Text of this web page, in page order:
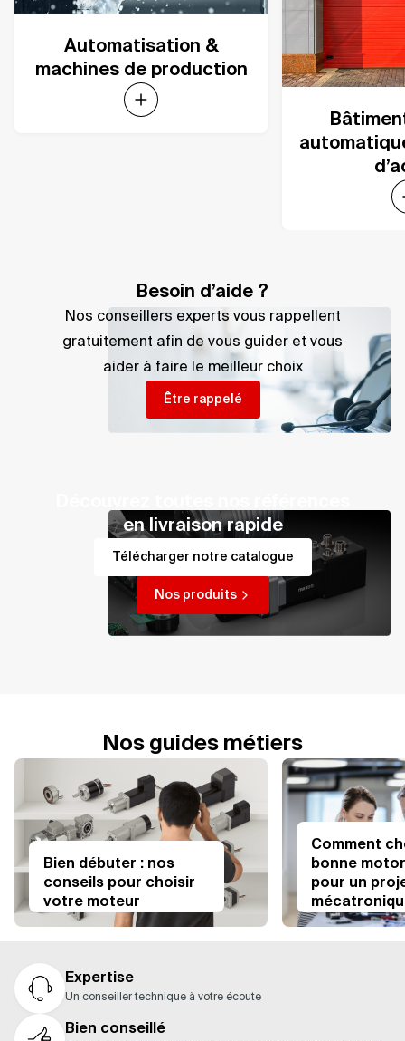
Automatisation &
machines de production
Expand
Besoin d’aide ?
Nos conseillers experts vous rappellent
gratuitement afin de vous guider et vous
aider à faire le meilleur choix
Être rappelé
en livraison rapide
Télécharger notre catalogue
Nos produits
Nos guides métiers
Bien débuter : nos
conseils pour choisir
votre moteur
Comment
bonne
pour un
Expertise
Un conseiller technique à votre écoute
Bien conseillé